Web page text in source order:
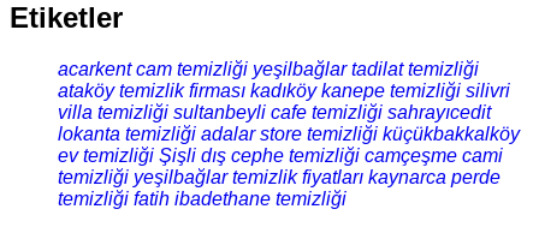
Etiketler
acarkent cam temizliği yeşilbağlar tadilat temizliği
ataköy temizlik firması kadıköy kanepe temizliği silivri
villa temizliği sultanbeyli cafe temizliği sahrayıcedit
lokanta temizliği adalar store temizliği küçükbakkalköy
ev temizliği Şişli dış cephe temizliği camçeşme cami
temizliği yeşilbağlar temizlik fiyatları kaynarca perde
temizliği fatih ibadethane temizliği